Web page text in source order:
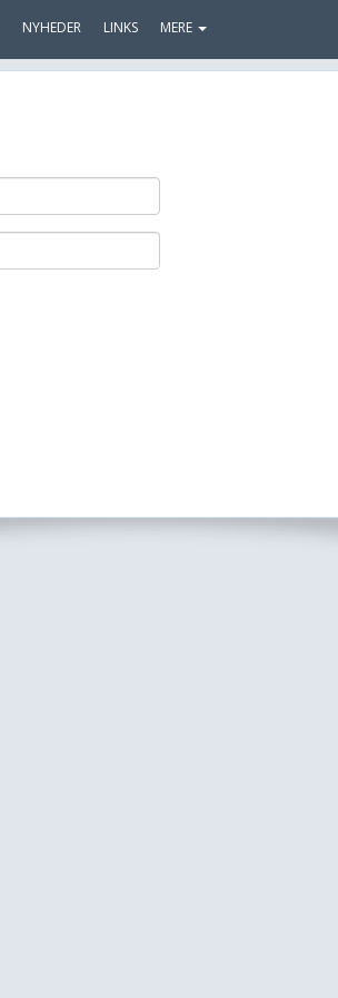
NYHEDER LINKS MERE